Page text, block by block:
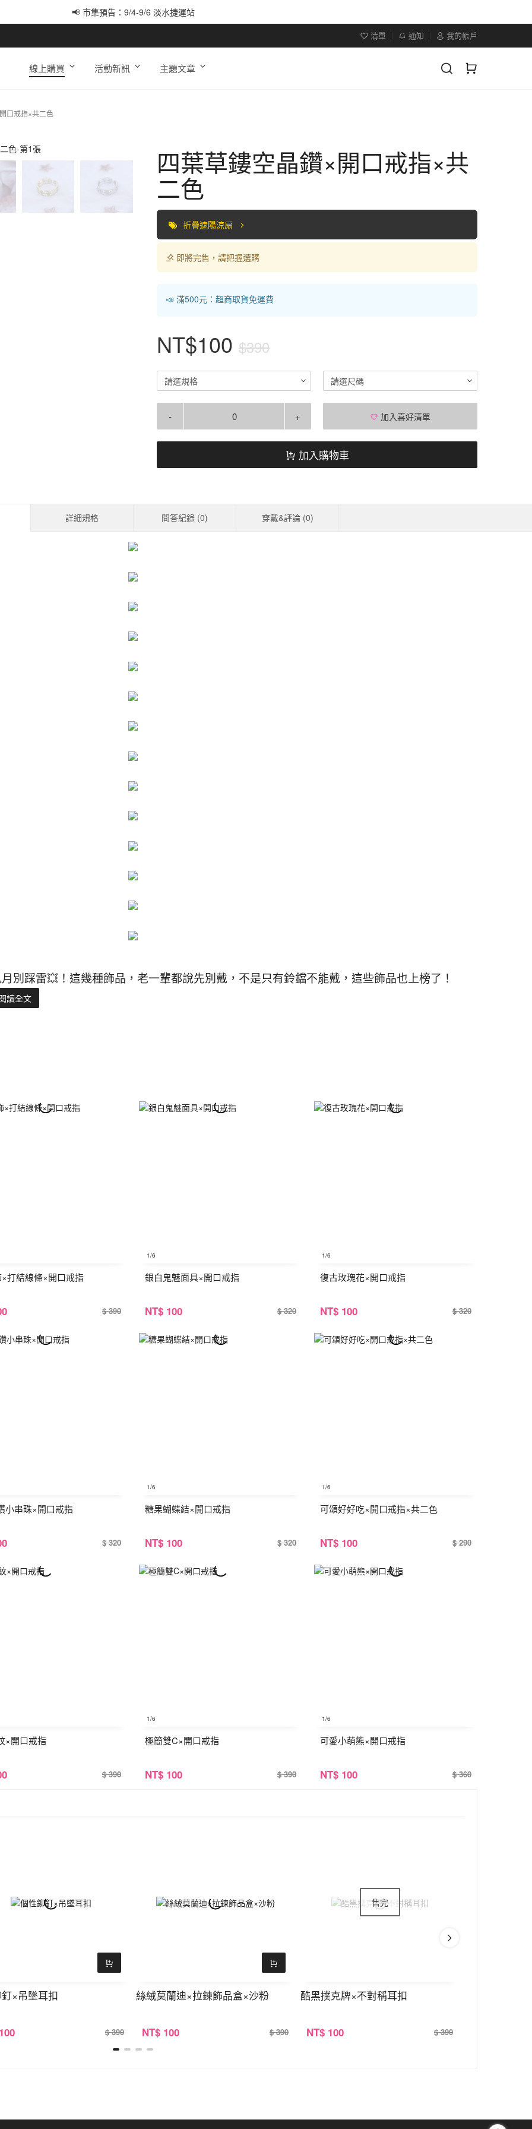
📢 市集預告：9/4-9/6 淡水捷運站
清單 通知 我的帳戶
線上購買 活動新訊 主題文章
口戒指×共二色
四葉草鏤空晶鑽×開口戒指×共
二色
折疊遮陽涼扇
即將完售，請把握選購
📣 滿500元：超商取貨免運費
NT$100 $390
請選規格 請選尺碼
- + 加入喜好清單
加入購物車
詳細規格 問答紀錄 (0) 穿戴&評論 (0)
別踩雷💥！這幾種飾品，老一輩都說先別戴，不是只有鈴鐺不能戴，這些飾品也上榜了！
讀全文
打結線條×開口戒指
$ 390
1/6
銀白鬼魅面具×開口戒指
NT$ 100 $ 320
1/6
復古玫瑰花×開口戒指
NT$ 100 $ 320
小串珠×開口戒指
$ 320
1/6
糖果蝴蝶結×開口戒指
NT$ 100 $ 320
1/6
可頌好好吃×開口戒指×共二色
NT$ 100 $ 290
×開口戒指
$ 390
1/6
極簡雙C×開口戒指
NT$ 100 $ 390
1/6
可愛小萌熊×開口戒指
NT$ 100 $ 360
×吊墜耳扣
$ 390
絲絨莫蘭迪×拉鍊飾品盒×沙粉
NT$ 100 $ 390
酷黑撲克牌×不對稱耳扣
NT$ 100 $ 390